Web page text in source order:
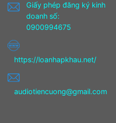
Giấy phép đăng ký kinh
doanh số:
0900994675
https://loanhapkhau.net/
audiotiencuong@gmail.com